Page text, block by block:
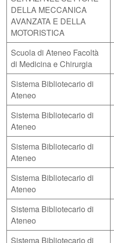
DELLA MECCANICA
AVANZATA E DELLA
MOTORISTICA
Scuola di Ateneo Facoltà
di Medicina e Chirurgia
Sistema Bibliotecario di
Ateneo
Sistema Bibliotecario di
Ateneo
Sistema Bibliotecario di
Ateneo
Sistema Bibliotecario di
Ateneo
Sistema Bibliotecario di
Ateneo
Sistema Bibliotecario di